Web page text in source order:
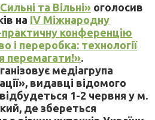
та Вільні» оголосив
на IV Міжнародну
конференцію
і переробка: технології
перемагати!».
медіагрупа
видавці відомого
1-2 червня у м.
де збереться